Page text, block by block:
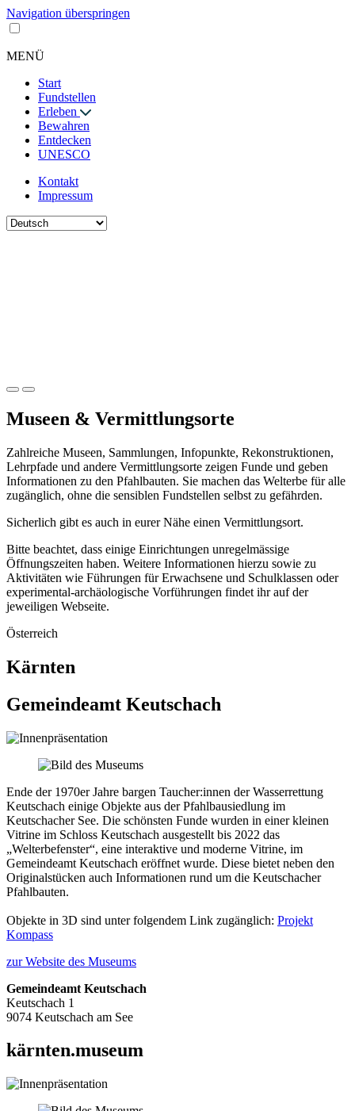
Navigation überspringen
MENÜ
Start
Fundstellen
Erleben
Bewahren
Entdecken
UNESCO
Kontakt
Impressum
Museen & Vermittlungsorte
Zahlreiche Museen, Sammlungen, Infopunkte, Rekonstruktionen,
Lehrpfade und andere Vermittlungsorte zeigen Funde und geben
Informationen zu den Pfahlbauten. Sie machen das Welterbe für alle
zugänglich, ohne die sensiblen Fundstellen selbst zu gefährden.
Sicherlich gibt es auch in eurer Nähe einen Vermittlungsort.
Bitte beachtet, dass einige Einrichtungen unregelmässige
Öffnungszeiten haben. Weitere Informationen hierzu sowie zu
Aktivitäten wie Führungen für Erwachsene und Schulklassen oder
experimental-archäologische Vorführungen findet ihr auf der
jeweiligen Webseite.
Österreich
Kärnten
Gemeindeamt Keutschach
Ende der 1970er Jahre bargen Taucher:innen der Wasserrettung
Keutschach einige Objekte aus der Pfahlbausiedlung im
Keutschacher See. Die schönsten Funde wurden in einer kleinen
Vitrine im Schloss Keutschach ausgestellt bis 2022 das
„Welterbefenster“, eine interaktive und moderne Vitrine, im
Gemeindeamt Keutschach eröffnet wurde. Diese bietet neben den
Originalstücken auch Informationen rund um die Keutschacher
Pfahlbauten.
Objekte in 3D sind unter folgendem Link zugänglich: Projekt
Kompass
zur Website des Museums
Gemeindeamt Keutschach
Keutschach 1
9074 Keutschach am See
kärnten.museum